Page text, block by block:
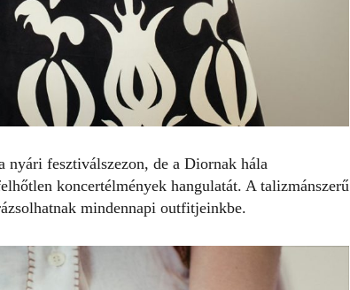
fesztiválszezon, de a Diornak hála
koncertélmények hangulatát. A talizmánszerű
mindennapi outfitjeinkbe.